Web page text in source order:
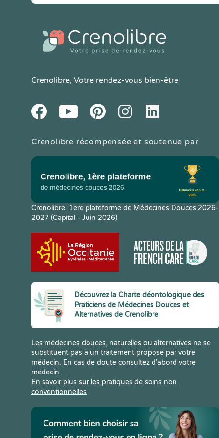
Crenolibre, Votre rendez-vous bien-être
FacebookYoutube PinteresetInstagramLinkedIn
Crenolibre récompensée et soutenue par
Crenolibre, 1ere plateforme de Médecines Douces 2026-
2027 (Capital - Juin 2026)
Découvrez la Charte déontologique des
Praticiens de Médecines Douces et
Alternatives de Crenolibre
Les médecines douces, naturelles ou alternatives ne se
substituent pas à un traitement proposé par votre
médecin. En cas de doute consultez d’abord votre
médecin.
En savoir plus sur les pratiques de soins non
conventionnelles